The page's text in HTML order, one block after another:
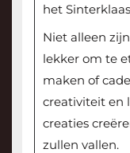
het
Niet alleen
lekker om te
maken of
creativiteit en
creaties
zullen vallen.